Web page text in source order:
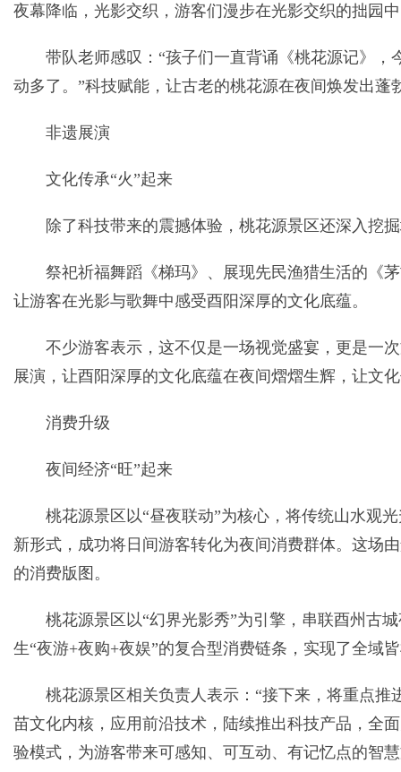
夜幕降临，光影交织，游客们漫步在光影交织的拙园
带队老师感叹：“孩子们一直背诵《桃花源记》，
动多了。”科技赋能，让古老的桃花源在夜间焕发出
非遗展演
文化传承“火”起来
除了科技带来的震撼体验，桃花源景区还深入挖
祭祀祈福舞蹈《梯玛》、展现先民渔猎生活的《
让游客在光影与歌舞中感受酉阳深厚的文化底蕴。
不少游客表示，这不仅是一场视觉盛宴，更是一
展演，让酉阳深厚的文化底蕴在夜间熠熠生辉，让文
消费升级
夜间经济“旺”起来
桃花源景区以“昼夜联动”为核心，将传统山水观
新形式，成功将日间游客转化为夜间消费群体。这场
的消费版图。
桃花源景区以“幻界光影秀”为引擎，串联酉州古
生“夜游+夜购+夜娱”的复合型消费链条，实现了全域
桃花源景区相关负责人表示：“接下来，将重点
苗文化内核，应用前沿技术，陆续推出科技产品，全
验模式，为游客带来可感知、可互动、有记忆点的智